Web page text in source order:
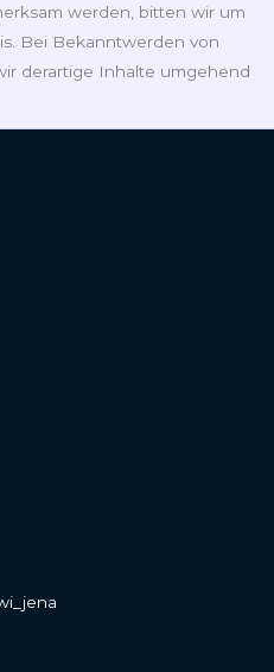
werden, bitten wir um
Bei Bekanntwerden von
derartige Inhalte umgehend